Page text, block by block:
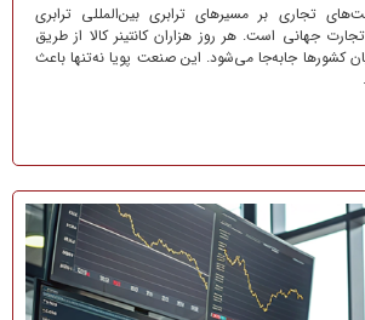
تجاری بر مسیرهای ترابری بین‌المللی ترابری
جهانی است. هر روز هزاران کانتینر کالا از طریق
کشورها جابه‌جا می‌شود. این صنعت پویا نه‌تنها باعث